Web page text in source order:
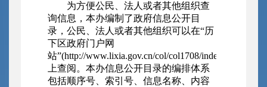
为方便公民、法人或者其他组织查
询信息，本办编制了政府信息公开目
录，公民、法人或者其他组织可以在“历
下区政府门户网
站”(http://www.lixia.gov.cn/col/col1708/index.html)
上查阅。本办信息公开目录的编排体系
包括顺序号、索引号、信息名称、内容